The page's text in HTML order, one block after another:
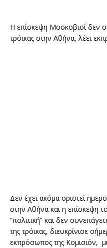
Η επίσκεψη Μοσκοβισί δεν
τρόικας στην Αθήνα, λέει
Δεν έχει ακόμα οριστεί
στην Αθήνα και η επίσκεψη
“πολιτική” και δεν
της τρόικας, διευκρίνισε
εκπρόσωπος της Κομισιόν,